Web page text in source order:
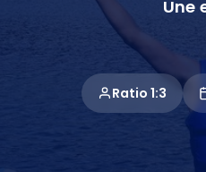
Une
Ratio 1:3